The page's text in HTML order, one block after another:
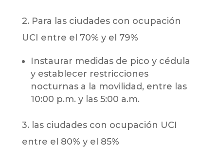
2. Para las ciudades con ocupación
UCI entre el 70% y el 79%
Instaurar medidas de pico y cédula
y establecer restricciones
nocturnas a la movilidad, entre las
10:00 p.m. y las 5:00 a.m.
3. las ciudades con ocupación UCI
entre el 80% y el 85%